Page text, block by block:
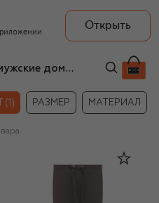
Открыть
Коричневые мужские домашние брюки
(1) РАЗМЕР МАТЕРИАЛ